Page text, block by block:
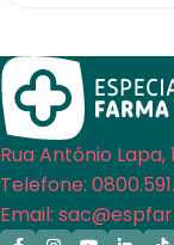
Rua Antônio
Telefone:
Email: